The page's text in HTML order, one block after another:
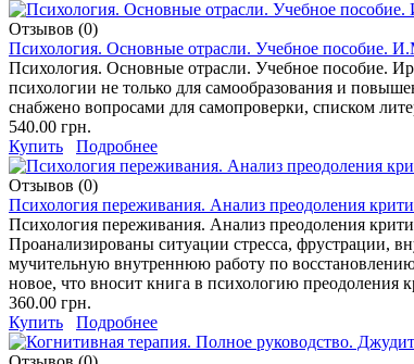
Отзывов (0)
Психология. Основные отрасли. Учебное пособие.
Психология. Основные отрасли. Учебное пособие.
психологии не только для самообразования и
снабжено вопросами для самопроверки, списком
540.00 грн.
Купить
Подробнее
Отзывов (0)
Психология переживания. Анализ преодоления
Психология переживания. Анализ преодоления
Проанализированы ситуации стресса, фрустрации,
мучительную внутреннюю работу по
новое, что вносит книга в психологию преодоления
360.00 грн.
Купить
Подробнее